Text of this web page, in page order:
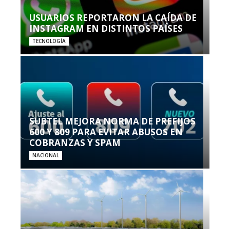
USUARIOS REPORTARON LA CAÍDA DE
INSTAGRAM EN DISTINTOS PAÍSES
TECNOLOGÍA
SUBTEL MEJORA NORMA DE PREFIJOS
600 Y 809 PARA EVITAR ABUSOS EN
COBRANZAS Y SPAM
NACIONAL